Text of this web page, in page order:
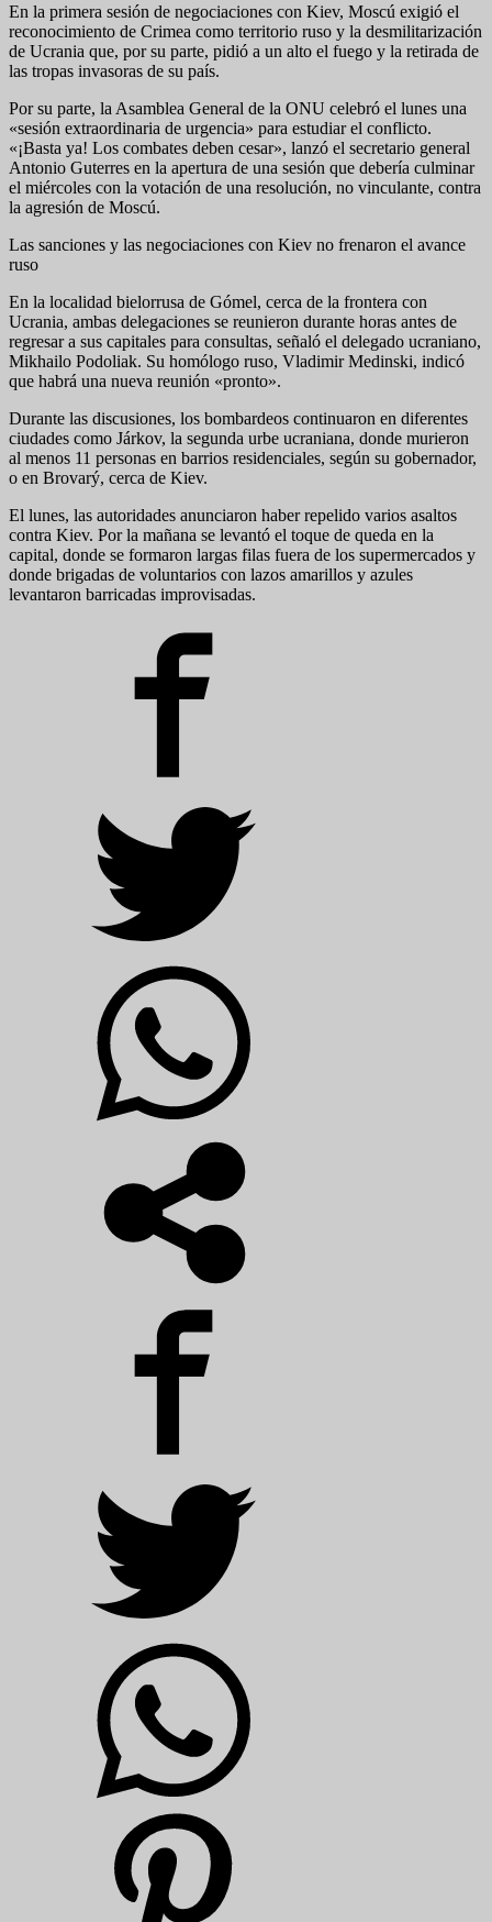
En la primera sesión de negociaciones con Kiev, Moscú exigió el
reconocimiento de Crimea como territorio ruso y la desmilitarización
de Ucrania que, por su parte, pidió a un alto el fuego y la retirada de
las tropas invasoras de su país.
Por su parte, la Asamblea General de la ONU celebró el lunes una
«sesión extraordinaria de urgencia» para estudiar el conflicto.
«¡Basta ya! Los combates deben cesar», lanzó el secretario general
Antonio Guterres en la apertura de una sesión que debería culminar
el miércoles con la votación de una resolución, no vinculante, contra
la agresión de Moscú.
Las sanciones y las negociaciones con Kiev no frenaron el avance
ruso
En la localidad bielorrusa de Gómel, cerca de la frontera con
Ucrania, ambas delegaciones se reunieron durante horas antes de
regresar a sus capitales para consultas, señaló el delegado ucraniano,
Mikhailo Podoliak. Su homólogo ruso, Vladimir Medinski, indicó
que habrá una nueva reunión «pronto».
Durante las discusiones, los bombardeos continuaron en diferentes
ciudades como Járkov, la segunda urbe ucraniana, donde murieron
al menos 11 personas en barrios residenciales, según su gobernador,
o en Brovarý, cerca de Kiev.
El lunes, las autoridades anunciaron haber repelido varios asaltos
contra Kiev. Por la mañana se levantó el toque de queda en la
capital, donde se formaron largas filas fuera de los supermercados y
donde brigadas de voluntarios con lazos amarillos y azules
levantaron barricadas improvisadas.